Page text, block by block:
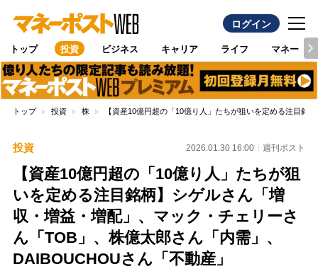
ログイン
トップ 投資 ビジネス キャリア ライフ マネー
トップ 投資 株 【資産10億円超の「10億り人」たちが狙いを定める注目
投資 2026.01.30 16:00 週刊ポスト
【資産10億円超の「10億り人」たちが狙
いを定める注目銘柄】シゲルさん「増
収・増益・増配」、マック・チェリーさ
ん「TOB」、株億太郎さん「内需」、
DAIBOUCHOUさん「不動産」